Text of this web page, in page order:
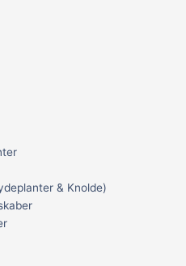
& Knolde)